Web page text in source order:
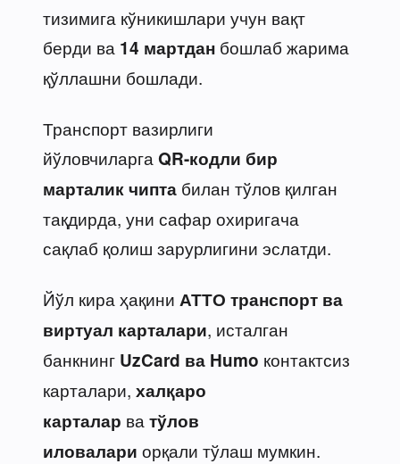
тизимига кўникишлари учун вақт
берди ва 14 мартдан бошлаб жарима
қўллашни бошлади.
Транспорт вазирлиги
йўловчиларга QR-кодли бир
марталик чипта билан тўлов қилган
тақдирда, уни сафар охиригача
сақлаб қолиш зарурлигини эслатди.
Йўл кира ҳақини АТТО транспорт ва
виртуал карталари, исталган
банкнинг UzCard ва Humo контактсиз
карталари, халқаро
карталар ва тўлов
иловалари орқали тўлаш мумкин.